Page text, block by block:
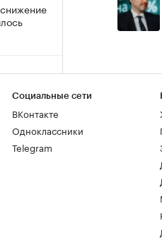
Социальные сети
ВКонтакте
Одноклассники
Telegram